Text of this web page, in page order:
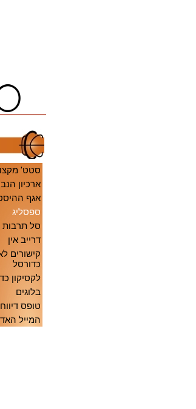
סטט'
ארכיון
אגף
ספסליג
סל תרבות
דרייב אין
קישורים
כדורסל
לקסיקון
בלוגים
טופס דיווח
המייל